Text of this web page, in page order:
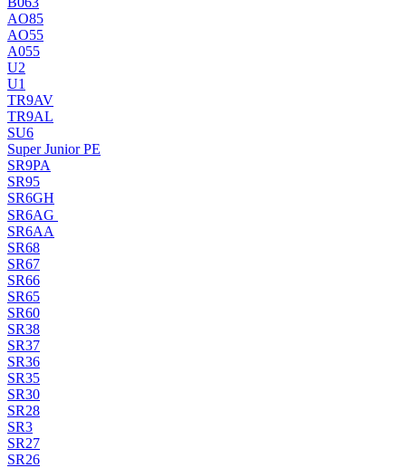
AO85
AO55
A055
U2
U1
TR9AV
TR9AL
SU6
Super Junior PE
SR9PA
SR95
SR6GH
SR6AG
SR6AA
SR68
SR67
SR66
SR65
SR60
SR38
SR37
SR36
SR35
SR30
SR28
SR3
SR27
SR26